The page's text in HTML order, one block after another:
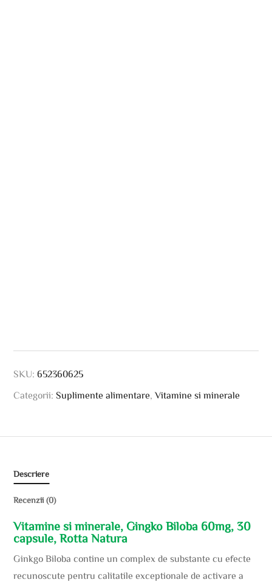
SKU:652360625
Categorii:Suplimente alimentare ,Vitamine si minerale
Descriere
Recenzii (0)
Vitamine si minerale, Gingko Biloba 60mg, 30
capsule, Rotta Natura
Ginkgo Biloba contine un complex de substante cu efecte
recunoscute pentru calitatile exceptionale de activare a